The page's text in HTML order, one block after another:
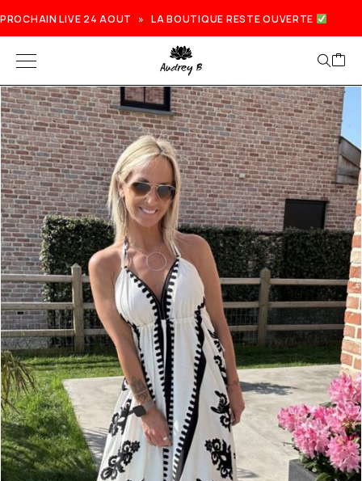
PROCHAIN LIVE 24 AOUT » LA BOUTIQUE RESTE OUVERTE